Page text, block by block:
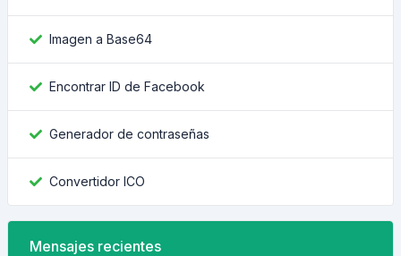
Imagen a Base64
Encontrar ID de Facebook
Generador de contraseñas
Convertidor ICO
Mensajes recientes